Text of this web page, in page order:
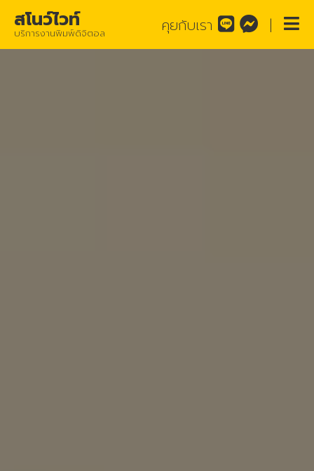
สโนว์ไวท์
บริการงานพิมพ์ดิจิตอล คุยกับเรา |